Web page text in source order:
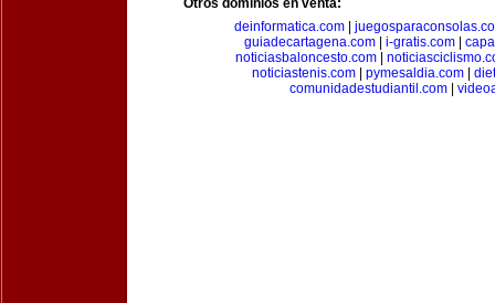
Otros dominios en venta:
deinformatica.com
guiadecartagena.com| i-gratis.com|
noticiasbaloncesto.com
noticiastenis.com
pymesaldia.com
comunidadestudiantil.com